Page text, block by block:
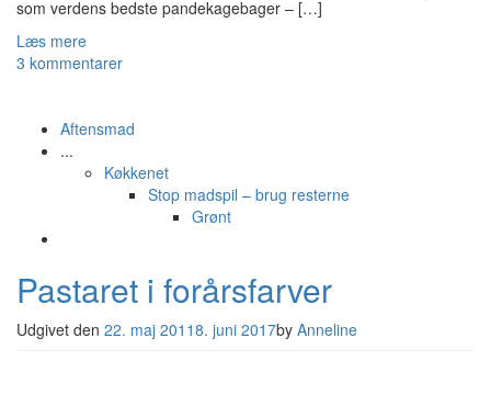
som verdens bedste pandekagebager – […]
Læs mere
3 kommentarer
Aftensmad
...
Køkkenet
Stop madspil – brug resterne
Grønt
Pastaret i forårsfarver
Udgivet den 22. maj 20118. juni 2017by Anneline